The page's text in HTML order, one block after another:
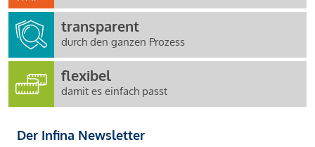
transparent
durch den ganzen Prozess
flexibel
damit es einfach passt
Der Infina Newsletter